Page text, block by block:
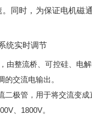
。同时，为保证电机磁
统实时调节
由整流桥、可控硅、电
交流电输出。
二极管，用于将交流变
、1800V。